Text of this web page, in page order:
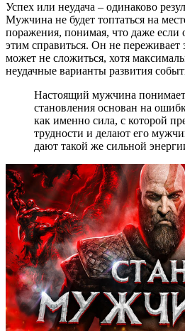
Успех или неудача – одинаково
Мужчина не будет топтаться на
поражения, понимая, что даже если
этим справиться. Он не переживает
может не сложиться, хотя
неудачные варианты развития
Настоящий мужчина
становления основан на
как именно сила, с которой
трудности и делают его
дают такой же сильной